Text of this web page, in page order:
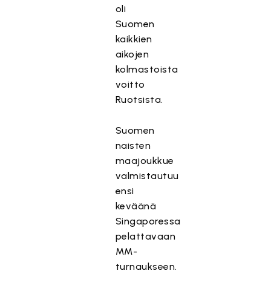
oli
Suomen
kaikkien
aikojen
kolmastoista
voitto
Ruotsista.
Suomen
naisten
maajoukkue
valmistautuu
ensi
keväänä
Singaporessa
pelattavaan
MM-
turnaukseen.